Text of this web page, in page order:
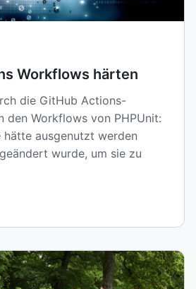
Workflows härten
die GitHub Actions-
den Workflows von PHPUnit:
hätte ausgenutzt werden
wurde, um sie zu